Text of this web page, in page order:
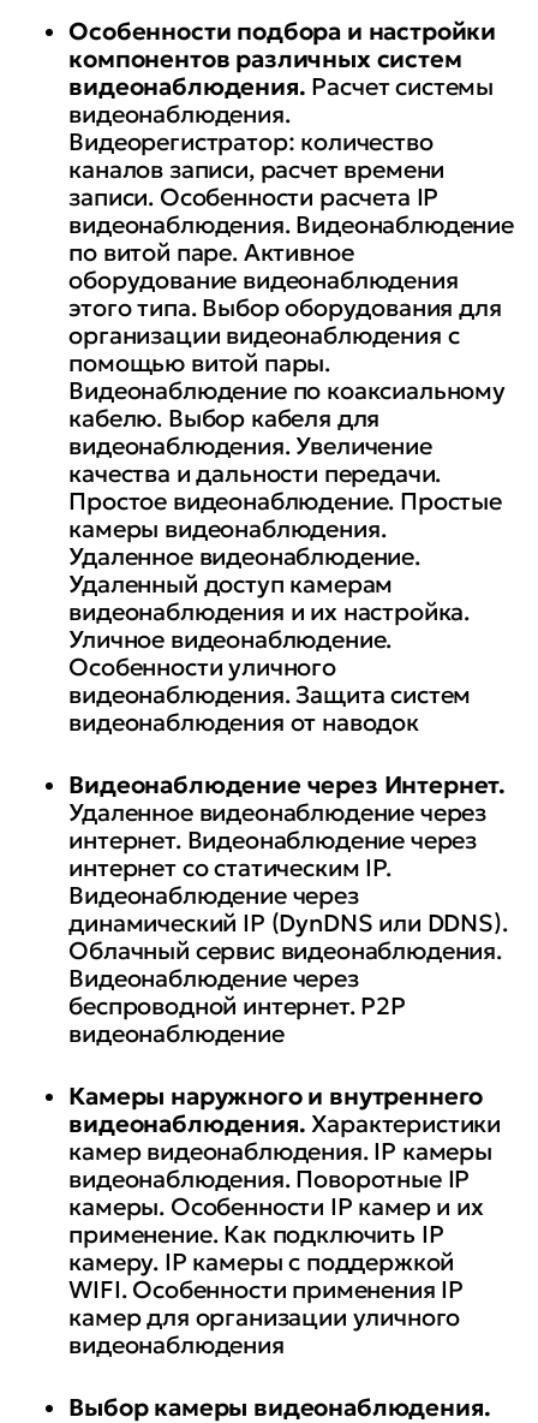
Особенности подбора и настройки
компонентов различных систем
видеонаблюдения. Расчет системы
видеонаблюдения.
Видеорегистратор: количество
каналов записи, расчет времени
записи. Особенности расчета IP
видеонаблюдения. Видеонаблюдение
по витой паре. Активное
оборудование видеонаблюдения
этого типа. Выбор оборудования для
организации видеонаблюдения с
помощью витой пары.
Видеонаблюдение по коаксиальному
кабелю. Выбор кабеля для
видеонаблюдения. Увеличение
качества и дальности передачи.
Простое видеонаблюдение. Простые
камеры видеонаблюдения.
Удаленное видеонаблюдение.
Удаленный доступ камерам
видеонаблюдения и их настройка.
Уличное видеонаблюдение.
Особенности уличного
видеонаблюдения. Защита систем
видеонаблюдения от наводок
Видеонаблюдение через Интернет.
Удаленное видеонаблюдение через
интернет. Видеонаблюдение через
интернет со статическим IP.
Видеонаблюдение через
динамический IP (DynDNS или DDNS).
Облачный сервис видеонаблюдения.
Видеонаблюдение через
беспроводной интернет. Р2Р
видеонаблюдение
Камеры наружного и внутреннего
видеонаблюдения.Характеристики
камер видеонаблюдения. IP камеры
видеонаблюдения. Поворотные IP
камеры. Особенности IP камер и их
применение. Как подключить IP
камеру. IP камеры с поддержкой
WIFI. Особенности применения IP
камер для организации уличного
видеонаблюдения
Выбор камеры видеонаблюдения.